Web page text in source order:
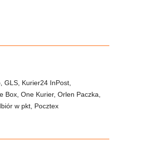
GLS, Kurier24 InPost,
Box, One Kurier, Orlen Paczka,
w pkt, Pocztex